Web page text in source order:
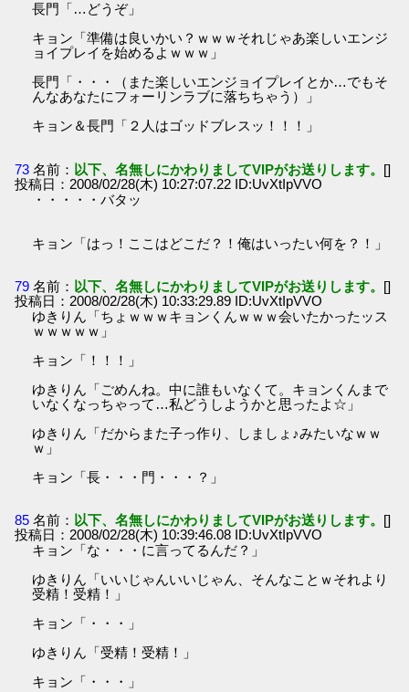
長門「…どうぞ」
キョン「準備は良いかい？ｗｗｗそれじゃあ楽しいエンジ
ョイプレイを始めるよｗｗｗ」
長門「・・・（また楽しいエンジョイプレイとか…でもそ
んなあなたにフォーリンラブに落ちちゃう）」
キョン＆長門「２人はゴッドブレスッ！！！」
73 名前： 以下、名無しにかわりましてVIPがお送りします。 []
投稿日：2008/02/28(木) 10:27:07.22 ID:UvXtIpVVO
・・・・・バタッ
キョン「はっ！ここはどこだ？！俺はいったい何を？！」
79 名前： 以下、名無しにかわりましてVIPがお送りします。 []
投稿日：2008/02/28(木) 10:33:29.89 ID:UvXtIpVVO
ゆきりん「ちょｗｗｗキョンくんｗｗｗ会いたかったッス
ｗｗｗｗｗ」
キョン「！！！」
ゆきりん「ごめんね。中に誰もいなくて。キョンくんまで
いなくなっちゃって…私どうしようかと思ったよ☆」
ゆきりん「だからまた子っ作り、しましょ♪みたいなｗｗ
ｗ」
キョン「長・・・門・・・？」
85 名前： 以下、名無しにかわりましてVIPがお送りします。 []
投稿日：2008/02/28(木) 10:39:46.08 ID:UvXtIpVVO
キョン「な・・・に言ってるんだ？」
ゆきりん「いいじゃんいいじゃん、そんなことｗそれより
受精！受精！」
キョン「・・・」
ゆきりん「受精！受精！」
キョン「・・・」